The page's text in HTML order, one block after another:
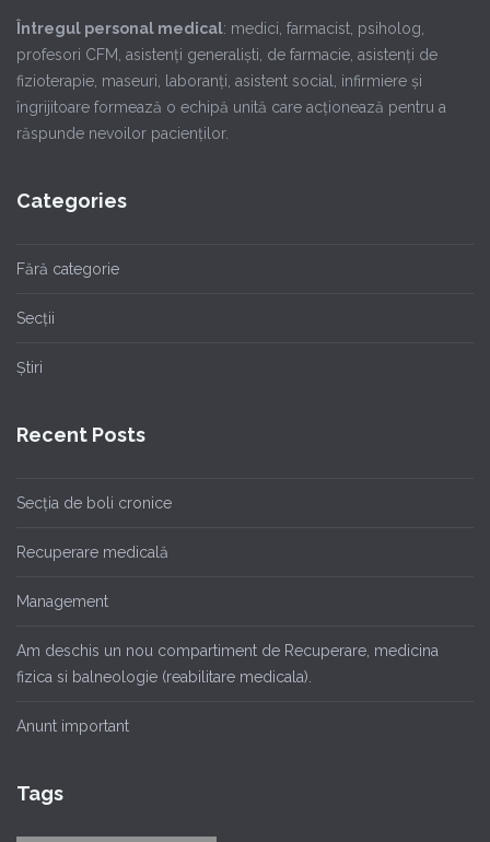
Întregul personal medical: medici, farmacist, psiholog,
profesori CFM, asistenţi generalişti, de farmacie, asistenţi de
fizioterapie, maseuri, laboranţi, asistent social, infirmiere şi
îngrijitoare formează o echipă unită care acţionează pentru a
răspunde nevoilor pacienţilor.
Categories
Fără categorie
Secții
Știri
Recent Posts
Secția de boli cronice
Recuperare medicală
Management
Am deschis un nou compartiment de Recuperare, medicina
fizica si balneologie (reabilitare medicala).
Anunt important
Tags